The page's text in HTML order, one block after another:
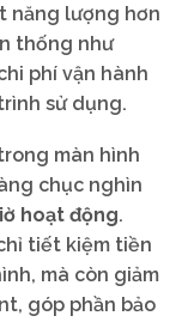
năng lượng hơn
thống như
phí vận hành
sử dụng.
màn hình
chục nghìn
hoạt động.
tiết kiệm tiền
mà còn giảm
góp phần bảo